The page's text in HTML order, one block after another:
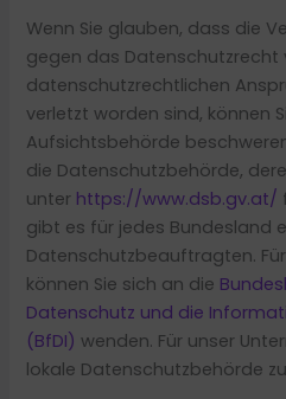
Wenn Sie glauben, dass die
gegen das Datenschutzrecht
datenschutzrechtlichen
verletzt worden sind, können
Aufsichtsbehörde
die Datenschutzbehörde,
unter https://www.dsb.gv.at/
gibt es für jedes Bundesland
Datenschutzbeauftragten.
können Sie sich an die
Datenschutz und die
(BfDI) wenden. Für unser
lokale Datenschutzbehörde